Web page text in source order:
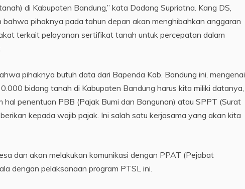
di Kabupaten Bandung,” kata Dadang Supriatna. Kang DS,
pihaknya pada tahun depan akan menghibahkan anggaran
terkait pelayanan sertifikat tanah untuk percepatan dalam
pihaknya butuh data dari Bapenda Kab. Bandung ini, mengenai
bidang tanah di Kabupaten Bandung harus kita miliki datanya,
penentuan PBB (Pajak Bumi dan Bangunan) atau SPPT (Surat
kepada wajib pajak. Ini salah satu kerjasama yang akan kita
dan akan melakukan komunikasi dengan PPAT (Pejabat
dengan pelaksanaan program PTSL ini.